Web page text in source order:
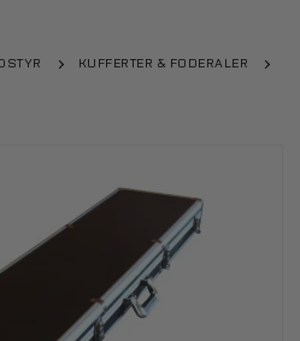
KUFFERTER & FODERALER